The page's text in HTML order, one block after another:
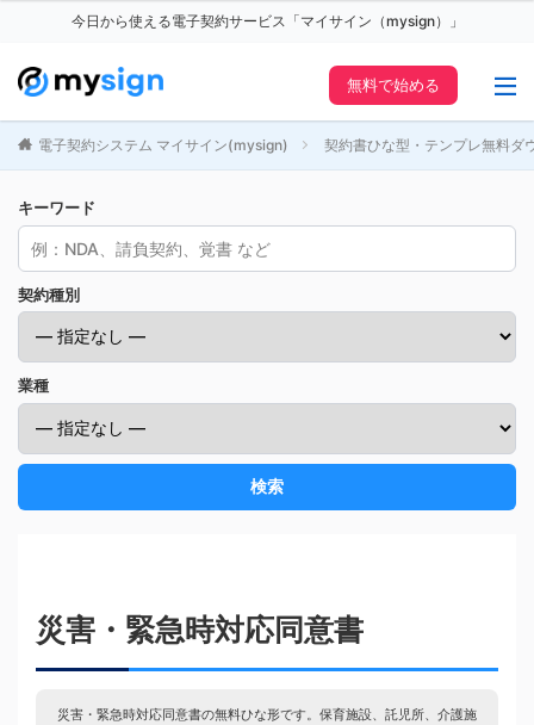
今日から使える電子契約サービス「マイサイン（mysign）」
無料で始める
電子契約システム マイサイン(mysign) 契約書ひな型・テンプレ無料ダ
キーワード
契約種別
業種
検索
災害・緊急時対応同意書
災害・緊急時対応同意書の無料ひな形です。保育施設、託児所、介護施